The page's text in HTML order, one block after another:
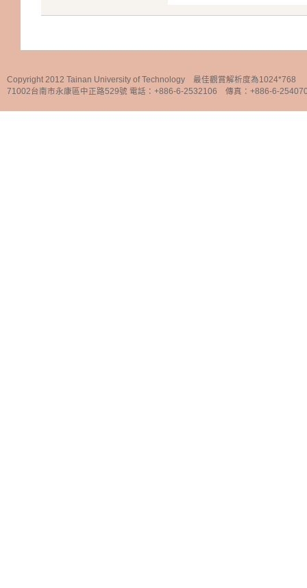
Copyright 2012 Tainan University of Technology 最佳觀賞解析度為1024*768
71002台南市永康區中正路529號 電話：+886-6-2532106 傳真：+886-6-